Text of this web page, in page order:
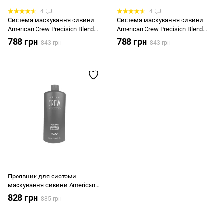
4
Система маскування сивини
American Crew Precision Blend
Shades 5-6
788 грн 843 грн
4
Система маскування сивини
American Crew Precision Blend
Shades 7-8
788 грн 843 грн
Проявник для системи
маскування сивини American
Crew Precision Blend Developer
15 Vol 4.5% 500 мл
828 грн 885 грн